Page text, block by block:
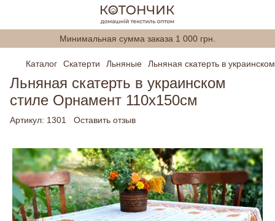
Минимальная сумма заказа 1 000 грн.
Каталог Скатерти Льняные Льняная скатерть в
Льняная скатерть в украинском
стиле Орнамент 110х150см
Артикул: 1301 Оставить отзыв